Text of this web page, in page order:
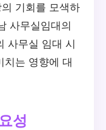
기회를 모색하
사무실임대의
사무실 임대 시
치는 영향에 대
성